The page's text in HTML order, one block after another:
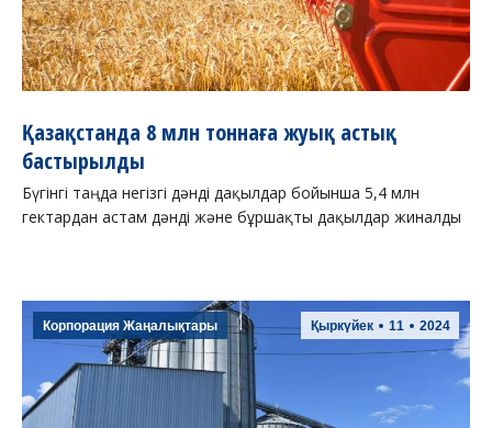
Қазақстанда 8 млн тоннаға жуық астық
бастырылды
Бүгінгі таңда негізгі дәнді дақылдар бойынша 5,4 млн
гектардан астам дәнді және бұршақты дақылдар жиналды
Қыркүйек 11 2024
Корпорация Жаңалықтары